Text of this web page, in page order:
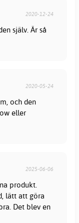
2020-12-24
själv. Är så
2020-05-24
och den
eller
2025-06-06
produkt.
lätt att göra
Det blev en